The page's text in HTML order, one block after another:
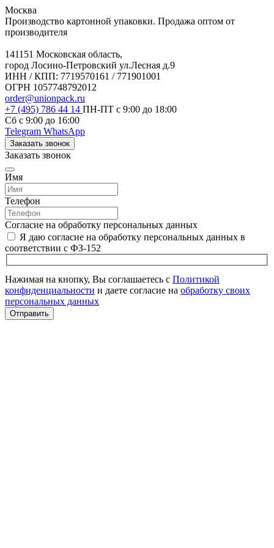
Москва
Производство картонной упаковки. Продажа оптом от
производителя
141151 Московская область,
город Лосино-Петровский ул.Лесная д.9
ИНН / КПП: 7719570161 / 771901001
ОГРН 1057748792012
order@unionpack.ru
+7 (495) 786 44 14 ПН-ПТ с 9:00 до 18:00
Сб с 9:00 до 16:00
Telegram WhatsApp
Заказать звонок
Заказать звонок
Имя
Телефон
Согласие на обработку персональных данных
Я даю согласие на обработку персональных данных в
соответствии с ФЗ-152
Нажимая на кнопку, Вы соглашаетесь с Политикой
конфиденциальности и даете согласие на обработку своих
персональных данных
Отправить